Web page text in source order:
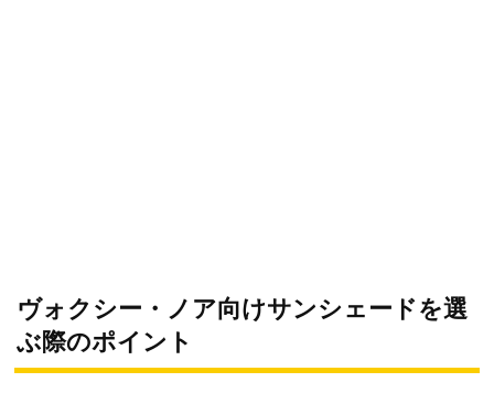
ヴォクシー・ノア向けサンシェードを選
ぶ際のポイント